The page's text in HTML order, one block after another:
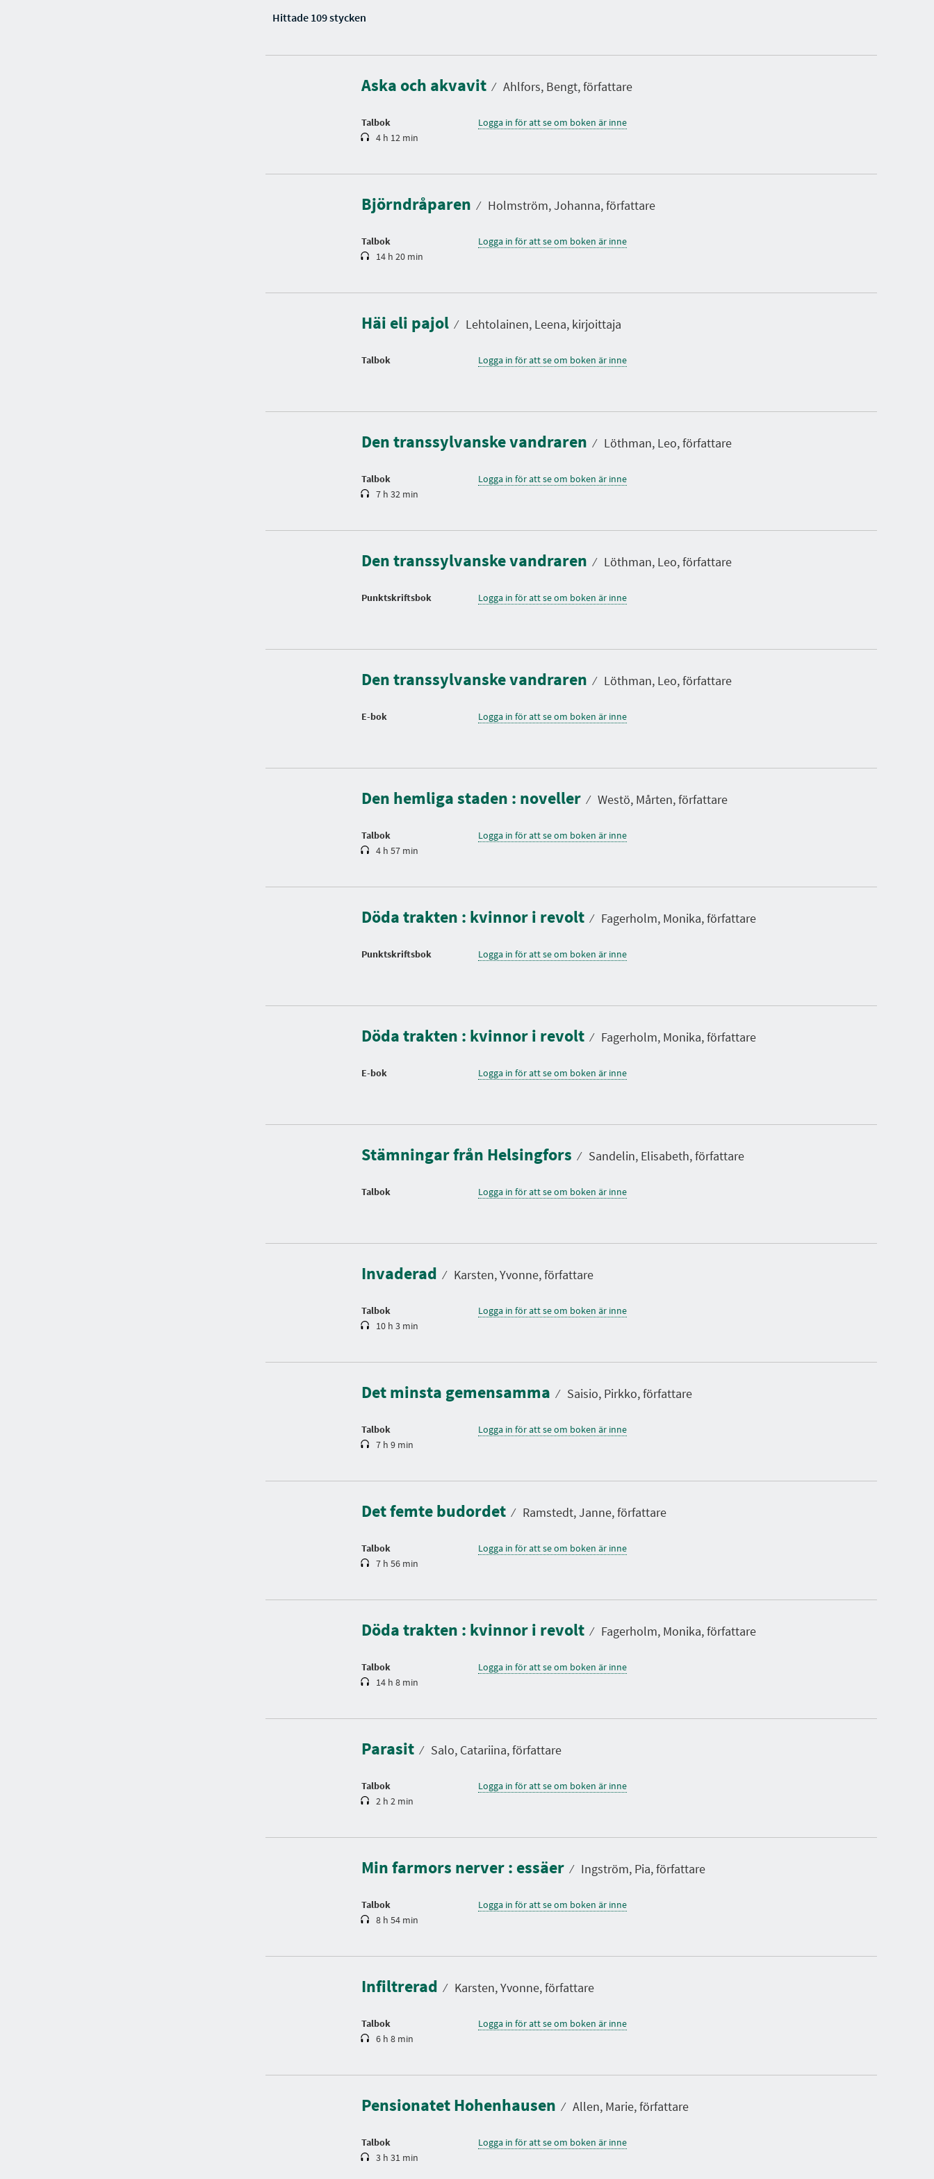
Hittade 109 stycken
Aska och akvavit ⁄ Ahlfors, Bengt, författare
Talbok
e
t
i
4 h 12 min
Logga in för att se om boken är inne
Björndråparen ⁄ Holmström, Johanna, författare
Talbok
e
t
i
14 h 20 min
Logga in för att se om boken är inne
Häi eli pajol ⁄ Lehtolainen, Leena, kirjoittaja
Talbok Logga in för att se om boken är inne
Den transsylvanske vandraren ⁄ Löthman, Leo, författare
Talbok
e
t
i
7 h 32 min
Logga in för att se om boken är inne
Den transsylvanske vandraren ⁄ Löthman, Leo, författare
Punktskriftsbok Logga in för att se om boken är inne
Den transsylvanske vandraren ⁄ Löthman, Leo, författare
E-bok Logga in för att se om boken är inne
Den hemliga staden : noveller ⁄ Westö, Mårten, författare
Talbok
e
t
i
4 h 57 min
Logga in för att se om boken är inne
Döda trakten : kvinnor i revolt ⁄ Fagerholm, Monika, författare
Punktskriftsbok Logga in för att se om boken är inne
Döda trakten : kvinnor i revolt ⁄ Fagerholm, Monika, författare
E-bok Logga in för att se om boken är inne
Stämningar från Helsingfors ⁄ Sandelin, Elisabeth, författare
Talbok Logga in för att se om boken är inne
Invaderad ⁄ Karsten, Yvonne, författare
Talbok
e
t
i
10 h 3 min
Logga in för att se om boken är inne
Det minsta gemensamma ⁄ Saisio, Pirkko, författare
Talbok
e
t
i
7 h 9 min
Logga in för att se om boken är inne
Det femte budordet ⁄ Ramstedt, Janne, författare
Talbok
e
t
i
7 h 56 min
Logga in för att se om boken är inne
Döda trakten : kvinnor i revolt ⁄ Fagerholm, Monika, författare
Talbok
e
t
i
14 h 8 min
Logga in för att se om boken är inne
Parasit ⁄ Salo, Catariina, författare
Talbok
e
t
i
2 h 2 min
Logga in för att se om boken är inne
Min farmors nerver : essäer ⁄ Ingström, Pia, författare
Talbok
e
t
i
8 h 54 min
Logga in för att se om boken är inne
Infiltrerad ⁄ Karsten, Yvonne, författare
Talbok
e
t
i
6 h 8 min
Logga in för att se om boken är inne
Pensionatet Hohenhausen ⁄ Allen, Marie, författare
Talbok
e
t
i
3 h 31 min
Logga in för att se om boken är inne